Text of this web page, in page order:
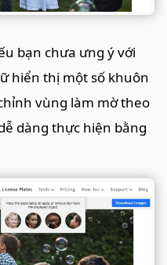
bạn chưa ưng ý với
hiển thị một số khuôn
vùng làm mờ theo
dàng thực hiện bằng